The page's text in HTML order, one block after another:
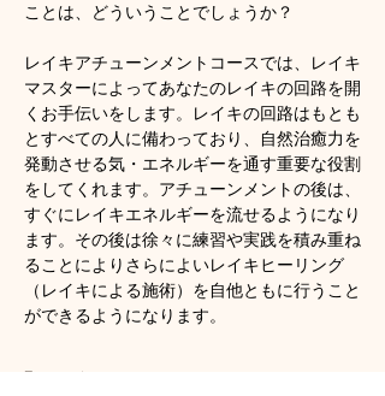
ことは、どういうことでしょうか？
レイキアチューンメントコースでは、レイキ
マスターによってあなたのレイキの回路を開
くお手伝いをします。レイキの回路はもとも
とすべての人に備わっており、自然治癒力を
発動させる気・エネルギーを通す重要な役割
をしてくれます。アチューンメントの後は、
すぐにレイキエネルギーを流せるようになり
ます。その後は徐々に練習や実践を積み重ね
ることによりさらによいレイキヒーリング
（レイキによる施術）を自他ともに行うこと
ができるようになります。